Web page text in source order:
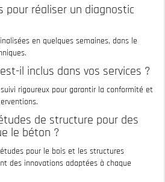
pour réaliser un diagnostic
en quelques semaines, dans le
il inclus dans vos services ?
rigoureux pour garantir la conformité et
de structure pour des
le béton ?
pour le bois et les structures
des innovations adaptées à chaque